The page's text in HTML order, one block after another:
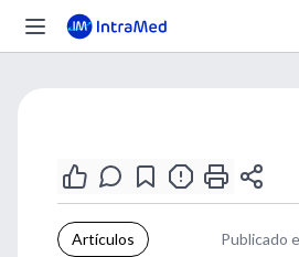
Artículos
Publicado